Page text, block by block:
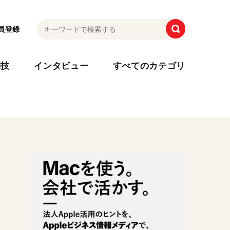
登録
インタビュー すべてのカテゴリ